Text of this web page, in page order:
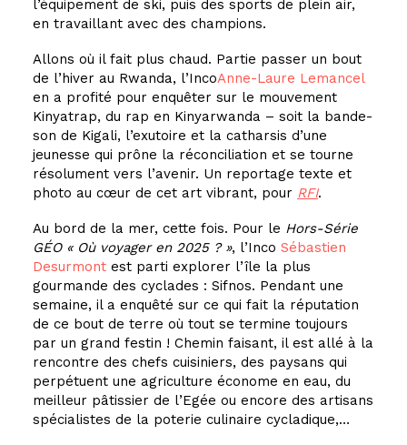
l’équipement de ski, puis des sports de plein air,
en travaillant avec des champions.
Allons où il fait plus chaud. Partie passer un bout
de l’hiver au Rwanda, l’IncoAnne-Laure Lemancel
en a profité pour enquêter sur le mouvement
Kinyatrap, du rap en Kinyarwanda – soit la bande-
son de Kigali, l’exutoire et la catharsis d’une
jeunesse qui prône la réconciliation et se tourne
résolument vers l’avenir. Un reportage texte et
photo au cœur de cet art vibrant, pour RFI.
Au bord de la mer, cette fois. Pour le Hors-Série
GÉO « Où voyager en 2025 ? », l’Inco Sébastien
Desurmont est parti explorer l’île la plus
gourmande des cyclades : Sifnos. Pendant une
semaine, il a enquêté sur ce qui fait la réputation
de ce bout de terre où tout se termine toujours
par un grand festin ! Chemin faisant, il est allé à la
rencontre des chefs cuisiniers, des paysans qui
perpétuent une agriculture économe en eau, du
meilleur pâtissier de l’Egée ou encore des artisans
spécialistes de la poterie culinaire cycladique,…